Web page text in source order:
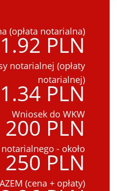
(opłata notarialna)
PLN
notarialnej (opłaty
notarialnej)
PLN
Wniosek do WKW
200 PLN
- około
250 PLN
(cena + opłaty)